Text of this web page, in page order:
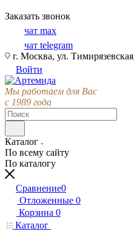
Заказать звонок
чат max
чат telegram
г. Москва, ул.
Войти
Мы работаем для Вас
с 1989 года
Каталог
По всему сайту
По каталогу
Сравнение0
Отложенные 0
Корзина 0
Каталог